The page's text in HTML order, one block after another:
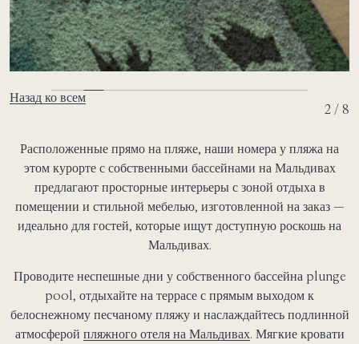
Назад ко всем
2 / 8
Расположенные прямо на пляже, наши номера у пляжа на
этом курорте с собственными бассейнами на Мальдивах
предлагают просторные интерьеры с зоной отдыха в
помещении и стильной мебелью, изготовленной на заказ —
идеально для гостей, которые ищут доступную роскошь на
Мальдивах.
Проводите неспешные дни у собственного бассейна plunge
pool, отдыхайте на террасе с прямым выходом к
белоснежному песчаному пляжу и наслаждайтесь подлинной
атмосферой пляжного отеля на Мальдивах. Мягкие кровати